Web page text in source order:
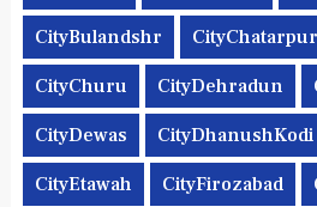
CityBulandshr CityChatarpur
CityChuru CityDehradun
CityDewas CityDhanushKodi
CityEtawah CityFirozabad